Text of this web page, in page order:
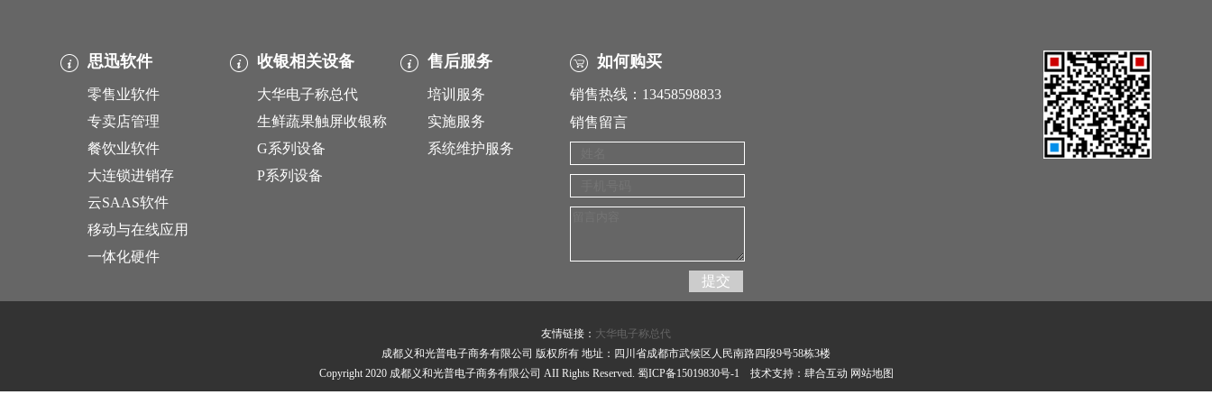
思迅软件
零售业软件
专卖店管理
餐饮业软件
大连锁进销存
云SAAS软件
移动与在线应用
一体化硬件
收银相关设备
大华电子称总代
生鲜蔬果触屏收银称
G系列设备
P系列设备
售后服务
培训服务
实施服务
系统维护服务
如何购买
销售热线：13458598833
销售留言
友情链接： 大华电子称总代
成都义和光普电子商务有限公司 版权所有 地址：四川省成都市武候区人民南路四段9号58栋3楼
Copyright 2020 成都义和光普电子商务有限公司 AII Rights Reserved. 蜀ICP备15019830号-1 技术支持： 肆合互动 网站地图